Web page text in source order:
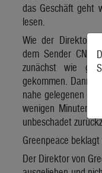
das Geschäft geht
lesen.
Wie der Direktor
dem Sender
zunächst wie
gekommen. Dann
nahe gelegenen
wenigen Minuten
unbeschadet
Greenpeace
Der Direktor von